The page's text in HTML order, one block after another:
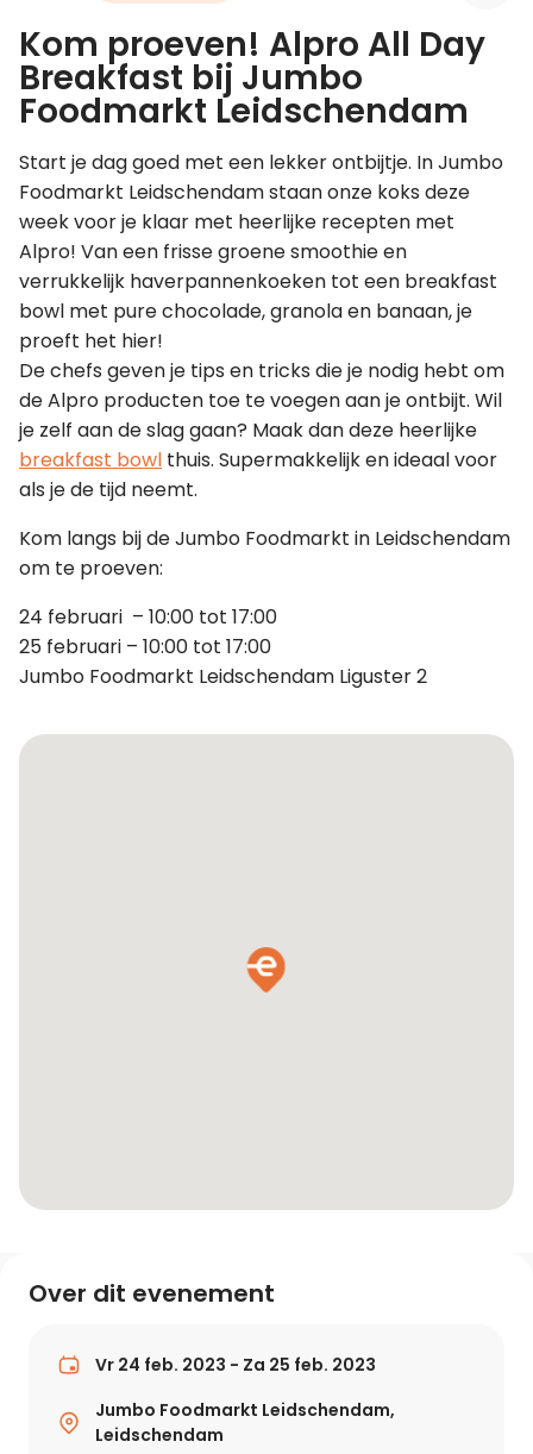
Leer koken als een chef
Kooktips & blogs
Kom proeven! Alpro All Day
Breakfast bij Jumbo
Foodmarkt Leidschendam
Start je dag goed met een lekker ontbijtje. In Jumbo
Foodmarkt Leidschendam staan onze koks deze
week voor je klaar met heerlijke recepten met
Alpro! Van een frisse groene smoothie en
verrukkelijk haverpannenkoeken tot een breakfast
bowl met pure chocolade, granola en banaan, je
proeft het hier!
De chefs geven je tips en tricks die je nodig hebt om
de Alpro producten toe te voegen aan je ontbijt. Wil
je zelf aan de slag gaan? Maak dan deze heerlijke
breakfast bowl thuis. Supermakkelijk en ideaal voor
als je de tijd neemt.
Kom langs bij de Jumbo Foodmarkt in Leidschendam
om te proeven:
24 februari – 10:00 tot 17:00
25 februari – 10:00 tot 17:00
Jumbo Foodmarkt Leidschendam Liguster 2
Over dit evenement
Vr 24 feb. 2023 - Za 25 feb. 2023
Jumbo Foodmarkt Leidschendam,
Leidschendam